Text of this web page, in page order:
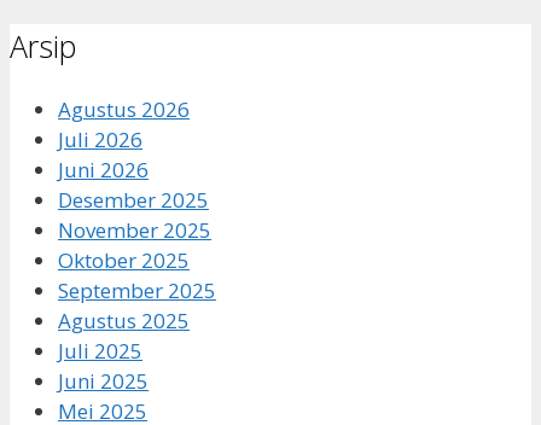
Arsip
Agustus 2026
Juli 2026
Juni 2026
Desember 2025
November 2025
Oktober 2025
September 2025
Agustus 2025
Juli 2025
Juni 2025
Mei 2025